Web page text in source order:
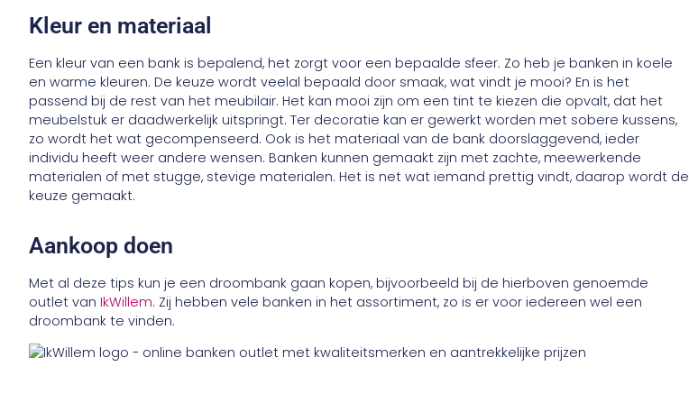
Kleur en materiaal
Een kleur van een bank is bepalend, het zorgt voor een bepaalde sfeer. Zo heb je banken in koele
en warme kleuren. De keuze wordt veelal bepaald door smaak, wat vindt je mooi? En is het
passend bij de rest van het meubilair. Het kan mooi zijn om een tint te kiezen die opvalt, dat het
meubelstuk er daadwerkelijk uitspringt. Ter decoratie kan er gewerkt worden met sobere kussens,
zo wordt het wat gecompenseerd. Ook is het materiaal van de bank doorslaggevend, ieder
individu heeft weer andere wensen. Banken kunnen gemaakt zijn met zachte, meewerkende
materialen of met stugge, stevige materialen. Het is net wat iemand prettig vindt, daarop wordt de
keuze gemaakt.
Aankoop doen
Met al deze tips kun je een droombank gaan kopen, bijvoorbeeld bij de hierboven genoemde
outlet vanIkWillem. Zij hebben vele banken in het assortiment, zo is er voor iedereen wel een
droombank te vinden.